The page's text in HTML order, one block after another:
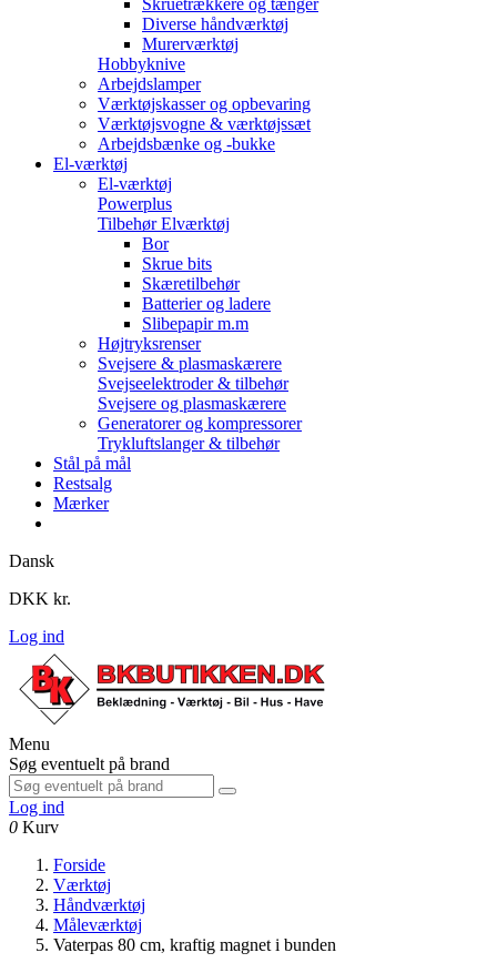
Skruetrækkere og tænger
Diverse håndværktøj
Murerværktøj
Hobbyknive
Arbejdslamper
Værktøjskasser og opbevaring
Værktøjsvogne & værktøjssæt
Arbejdsbænke og -bukke
El-værktøj
El-værktøj
Powerplus
Tilbehør Elværktøj
Bor
Skrue bits
Skæretilbehør
Batterier og ladere
Slibepapir m.m
Højtryksrenser
Svejsere & plasmaskærere
Svejseelektroder & tilbehør
Svejsere og plasmaskærere
Generatorer og kompressorer
Trykluftslanger & tilbehør
Stål på mål
Restsalg
Mærker
Dansk
DKK kr.
Log ind
Menu
Søg eventuelt på brand
Log ind
0 Kurv
Forside
Værktøj
Håndværktøj
Måleværktøj
Vaterpas 80 cm, kraftig magnet i bunden